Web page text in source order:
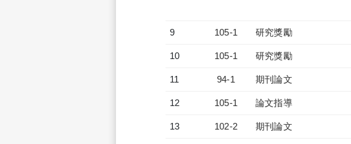
9 105-1 研究獎勵
10 105-1 研究獎勵
11 94-1 期刊論文
12 105-1 論文指導
13 102-2 期刊論文